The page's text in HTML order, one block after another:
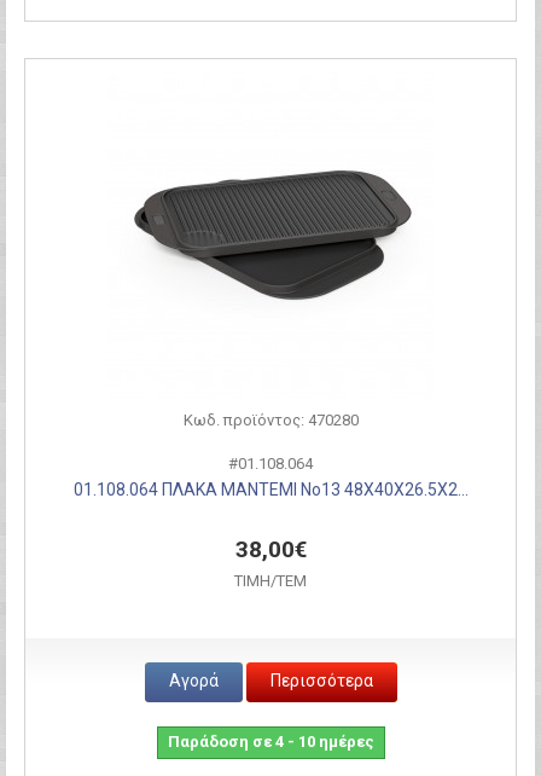
Κωδ. προϊόντος: 470280
#01.108.064
01.108.064 ΠΛΑΚΑ ΜΑΝΤΕΜΙ Νο13 48Χ40Χ26.5Χ2...
38,00€
ΤΙΜH/ΤΕΜ
Αγορά Περισσότερα
Παράδοση σε 4 - 10 ημέρες